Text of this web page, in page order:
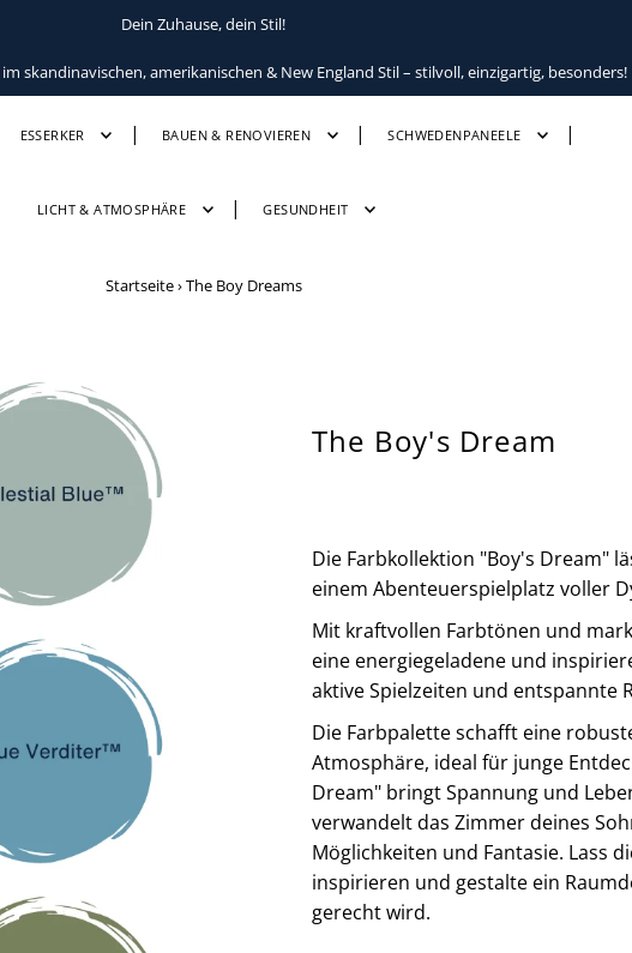
Dein Zuhause, dein Stil!
skandinavischen, amerikanischen & New England Stil – stilvoll, einzigartig, besonders!
ESSERKER BAUEN & RENOVIEREN SCHWEDENPANEELE
LICHT & ATMOSPHÄRE GESUNDHEIT
Startseite›The Boy Dreams
The Boy's Dream
Die Farbkollektion "Boy's Dream"
einem Abenteuerspielplatz voller
Mit kraftvollen Farbtönen und
eine energiegeladene und
aktive Spielzeiten und entspannte
Die Farbpalette schafft eine
Atmosphäre, ideal für junge
Dream" bringt Spannung und
verwandelt das Zimmer deines
Möglichkeiten und Fantasie. Lass
inspirieren und gestalte ein
gerecht wird.